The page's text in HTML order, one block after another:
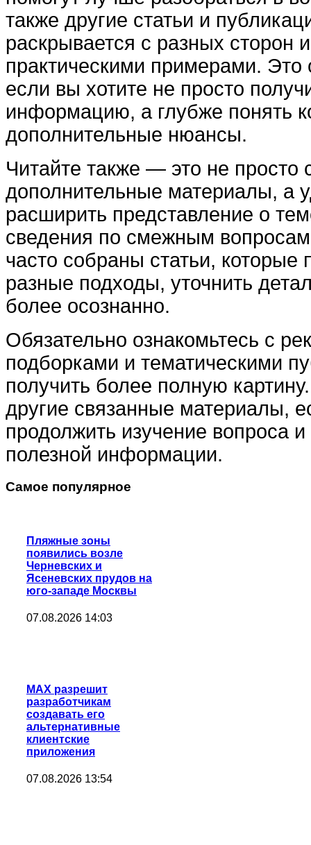
также другие статьи и
раскрывается с разных сторон
практическими примерами. Это
если вы хотите не просто
информацию, а глубже понять
дополнительные нюансы.
Читайте также — это не просто
дополнительные материалы, а
расширить представление о
сведения по смежным
часто собраны статьи, которые
разные подходы, уточнить
более осознанно.
Обязательно ознакомьтесь с
подборками и тематическими
получить более полную
другие связанные материалы,
продолжить изучение вопроса
полезной информации.
Самое популярное
Пляжные зоны
появились возле
Черневских и
Ясеневских прудов на
юго-западе Москвы
07.08.2026 14:03
MAX разрешит
разработчикам
создавать его
альтернативные
клиентские
приложения
07.08.2026 13:54